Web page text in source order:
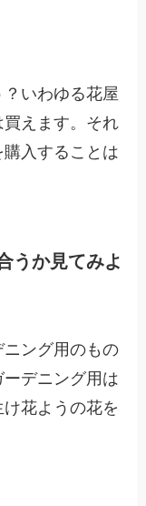
いわゆる花屋
えます。それ
入することは
うか見てみよ
ング用のもの
デニング用は
花ようの花を